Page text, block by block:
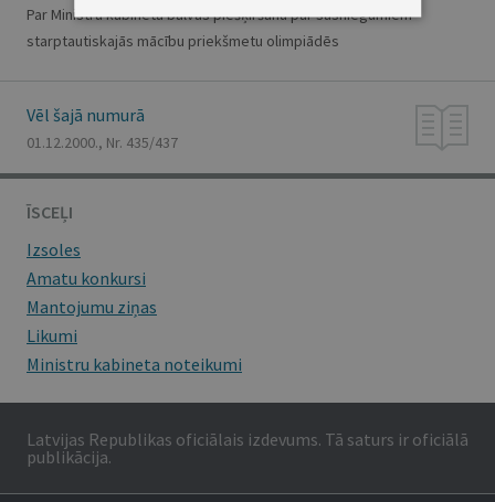
Par Ministru kabineta balvas piešķiršanu par sasniegumiem
starptautiskajās mācību priekšmetu olimpiādēs
Vēl šajā numurā
01.12.2000., Nr. 435/437
ĪSCEĻI
Izsoles
Amatu konkursi
Mantojumu ziņas
Likumi
Ministru kabineta noteikumi
Latvijas Republikas oficiālais izdevums. Tā saturs ir oficiālā
publikācija.